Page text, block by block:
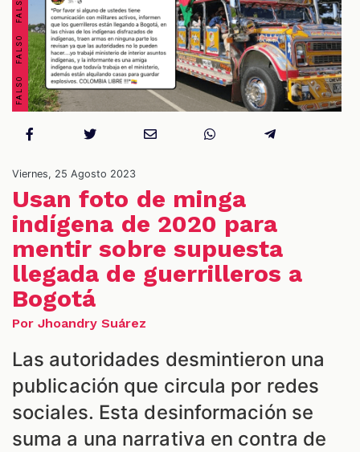
Viernes, 25 Agosto 2023
Usan foto de minga
indígena de 2020 para
mentir sobre supuesta
llegada de guerrilleros a
Bogotá
Por Jhoandry Suárez
Las autoridades desmintieron una
publicación que circula por redes
sociales. Esta desinformación se
suma a una narrativa en contra de